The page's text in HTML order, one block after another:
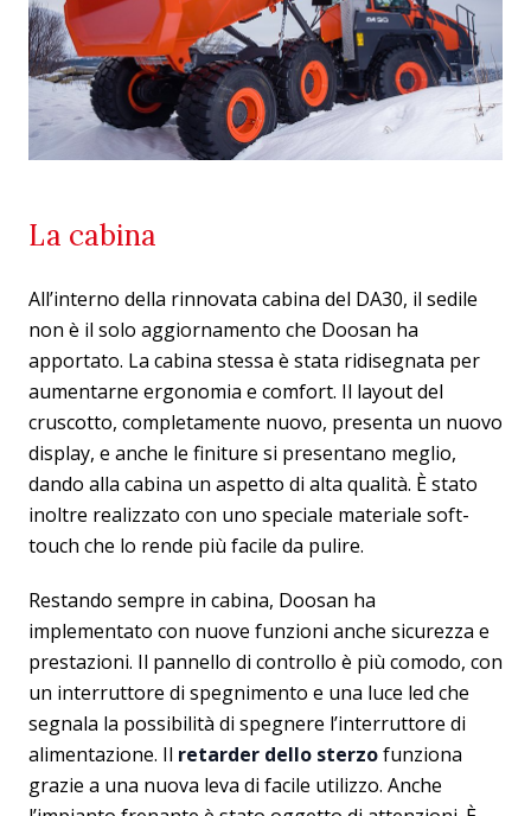
La cabina
All’interno della rinnovata cabina del DA30, il sedile
non è il solo aggiornamento che Doosan ha
apportato. La cabina stessa è stata ridisegnata per
aumentarne ergonomia e comfort. Il layout del
cruscotto, completamente nuovo, presenta un nuovo
display, e anche le finiture si presentano meglio,
dando alla cabina un aspetto di alta qualità. È stato
inoltre realizzato con uno speciale materiale soft-
touch che lo rende più facile da pulire.
Restando sempre in cabina, Doosan ha
implementato con nuove funzioni anche sicurezza e
prestazioni. Il pannello di controllo è più comodo, con
un interruttore di spegnimento e una luce led che
segnala la possibilità di spegnere l’interruttore di
alimentazione. Il retarder dello sterzofunziona
grazie a una nuova leva di facile utilizzo. Anche